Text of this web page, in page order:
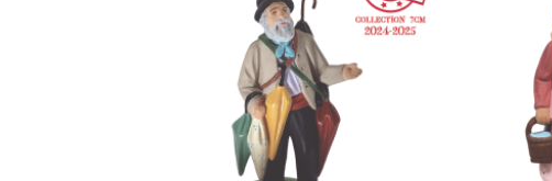
Ajouter
à la liste